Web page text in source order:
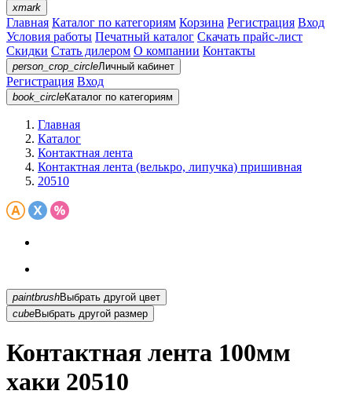
xmark
Главная Каталог по категориям Корзина Регистрация Вход
Условия работы Печатный каталог Скачать прайс-лист
Скидки Стать дилером О компании Контакты
person_crop_circleЛичный кабинет
Регистрация Вход
book_circleКаталог по категориям
Главная
Каталог
Контактная лента
Контактная лента (велькро, липучка) пришивная
20510
paintbrush
Выбрать другой цвет
cubeВыбрать другой размер
Контактная лента 100мм
хаки 20510